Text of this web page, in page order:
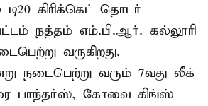
கிரிக்கெட் தொடர்
நத்தம் எம்.பி.ஆர். கல்லூரி
வருகிறது.
நடைபெற்று வரும் 7வது லீக்
பாந்தர்ஸ், கோவை கிங்ஸ்